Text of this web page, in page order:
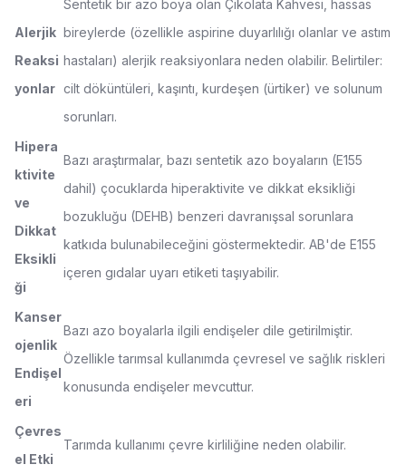
Alerjik
Reaksi
yonlar
Sentetik bir azo boya olan Çikolata Kahvesi, hassas
bireylerde (özellikle aspirine duyarlılığı olanlar ve astım
hastaları) alerjik reaksiyonlara neden olabilir. Belirtiler:
cilt döküntüleri, kaşıntı, kurdeşen (ürtiker) ve solunum
sorunları.
Hipera
ktivite
ve
Dikkat
Eksikli
ği
Bazı araştırmalar, bazı sentetik azo boyaların (E155
dahil) çocuklarda hiperaktivite ve dikkat eksikliği
bozukluğu (DEHB) benzeri davranışsal sorunlara
katkıda bulunabileceğini göstermektedir. AB'de E155
içeren gıdalar uyarı etiketi taşıyabilir.
Kanser
ojenlik
Endişel
eri
Bazı azo boyalarla ilgili endişeler dile getirilmiştir.
Özellikle tarımsal kullanımda çevresel ve sağlık riskleri
konusunda endişeler mevcuttur.
Çevres
el Etki
Tarımda kullanımı çevre kirliliğine neden olabilir.